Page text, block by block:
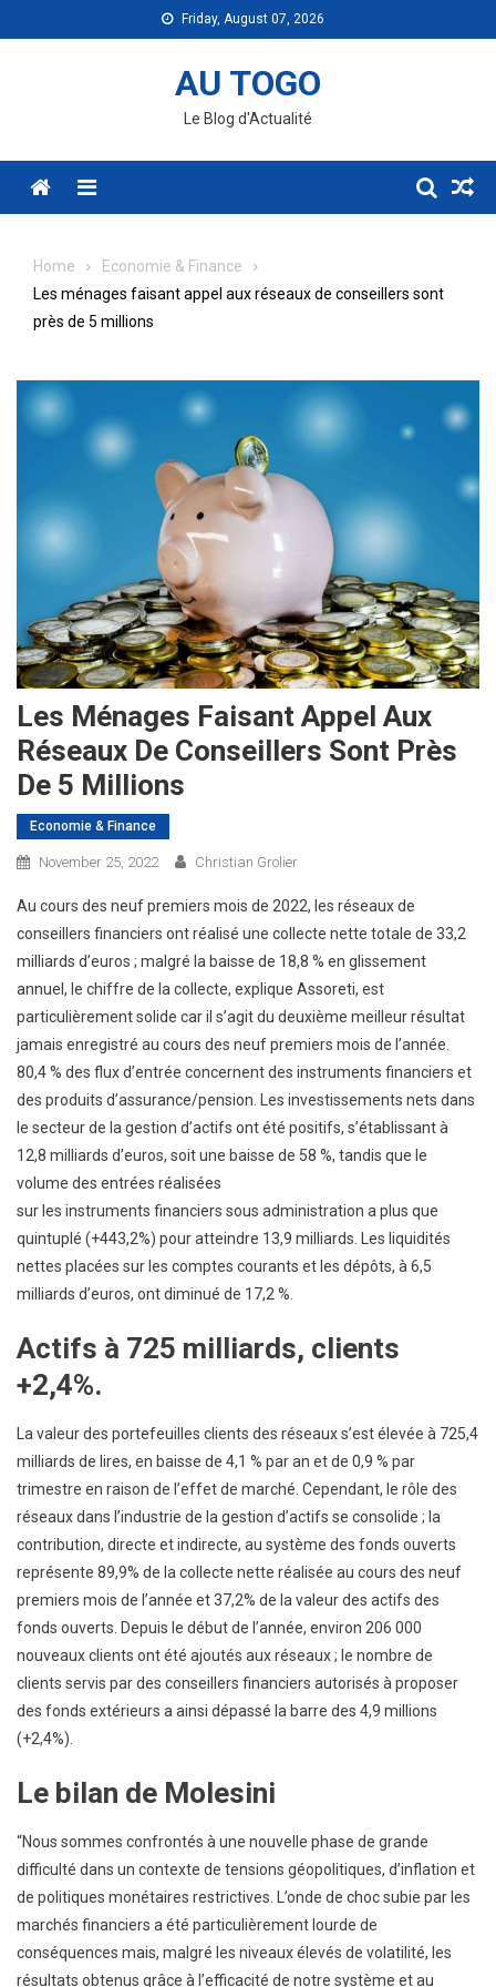
to
Friday, August 07, 2026
AU TOGO
Le Blog d'Actualité
Menu
Home
Economie & Finance
Les ménages faisant appel aux réseaux de conseillers sont
près de 5 millions
Les Ménages Faisant Appel Aux
Réseaux De Conseillers Sont Près
De 5 Millions
Economie & Finance
November 25, 2022 Christian Grolier
Au cours des neuf premiers mois de 2022, les réseaux de
conseillers financiers ont réalisé une collecte nette totale de 33,2
milliards d’euros ; malgré la baisse de 18,8 % en glissement
annuel, le chiffre de la collecte, explique Assoreti, est
particulièrement solide car il s’agit du deuxième meilleur résultat
jamais enregistré au cours des neuf premiers mois de l’année.
80,4 % des flux d’entrée concernent des instruments financiers et
des produits d’assurance/pension. Les investissements nets dans
le secteur de la gestion d’actifs ont été positifs, s’établissant à
12,8 milliards d’euros, soit une baisse de 58 %, tandis que le
volume des entrées réalisées
sur les instruments financiers sous administration a plus que
quintuplé (+443,2%) pour atteindre 13,9 milliards. Les liquidités
nettes placées sur les comptes courants et les dépôts, à 6,5
milliards d’euros, ont diminué de 17,2 %.
Actifs à 725 milliards, clients
+2,4%.
La valeur des portefeuilles clients des réseaux s’est élevée à 725,4
milliards de lires, en baisse de 4,1 % par an et de 0,9 % par
trimestre en raison de l’effet de marché. Cependant, le rôle des
réseaux dans l’industrie de la gestion d’actifs se consolide ; la
contribution, directe et indirecte, au système des fonds ouverts
représente 89,9% de la collecte nette réalisée au cours des neuf
premiers mois de l’année et 37,2% de la valeur des actifs des
fonds ouverts. Depuis le début de l’année, environ 206 000
nouveaux clients ont été ajoutés aux réseaux ; le nombre de
clients servis par des conseillers financiers autorisés à proposer
des fonds extérieurs a ainsi dépassé la barre des 4,9 millions
(+2,4%).
Le bilan de Molesini
“Nous sommes confrontés à une nouvelle phase de grande
difficulté dans un contexte de tensions géopolitiques, d’inflation et
de politiques monétaires restrictives. L’onde de choc subie par les
marchés financiers a été particulièrement lourde de
conséquences mais, malgré les niveaux élevés de volatilité, les
résultats obtenus grâce à l’efficacité de notre système et au